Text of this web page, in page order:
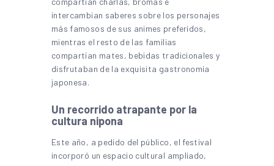
intercambian saberes sobre los personajes
más famosos de sus animes preferidos,
mientras el resto de las familias
compartían mates, bebidas tradicionales y
disfrutaban de la exquisita gastronomía
japonesa.
Un recorrido atrapante por la
cultura nipona
Este año, a pedido del público, el festival
incorporó un espacio cultural ampliado,